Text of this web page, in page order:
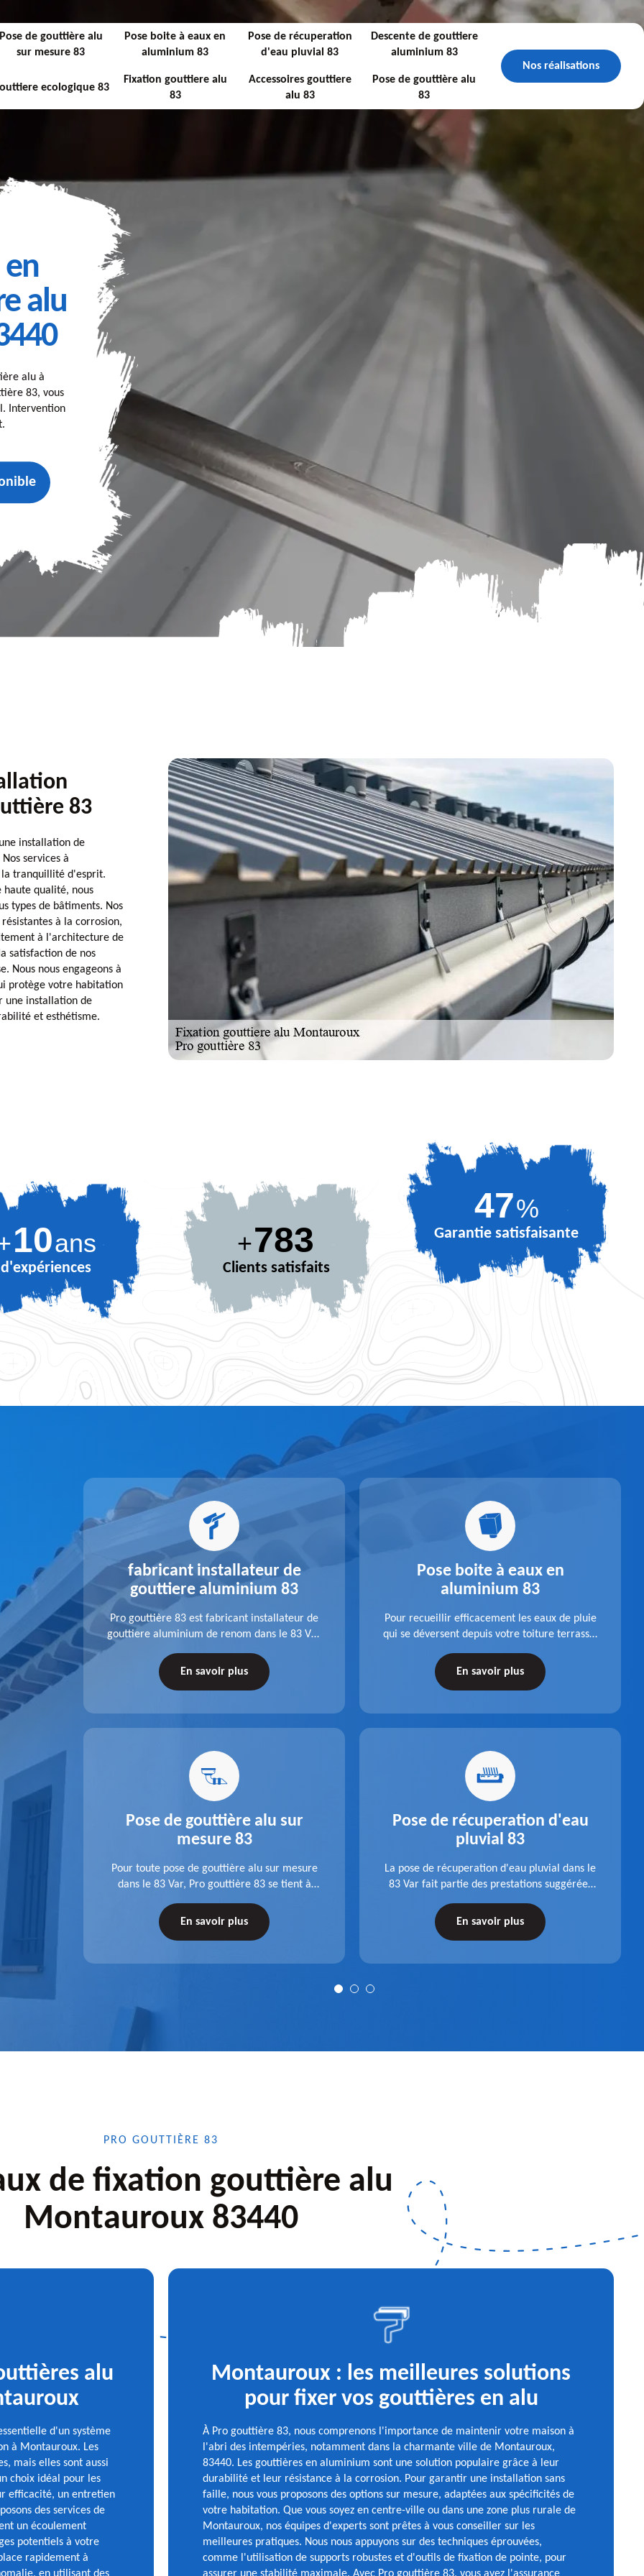
Pose de gouttière alu
sur mesure 83
Pose boite à eaux en
aluminium 83
Pose de récuperation
d'eau pluvial 83
Descente de gouttiere
aluminium 83
ecologique 83
Fixation gouttiere alu
83
Accessoires gouttiere
alu 83
Pose de gouttière alu
83
Nos réalisations
alu
alu à
83, vous
Intervention
83
installation de
services à
la tranquillité d'esprit.
qualité, nous
types de bâtiments. Nos
à la corrosion,
à l'architecture de
satisfaction de nos
Nous nous engageons à
protège votre habitation
une installation de
et esthétisme.
10ans
d'expériences
+885
Clients satisfaits
64%
Garantie satisfaisante
83
ses
Var,
de
de
nous
fabricant installateur de
gouttiere aluminium 83
Pro gouttière 83 est fabricant installateur de
gouttiere aluminium de renom dans le 83 Var.
veille à réaliser des gouttières performantes,
durables et à la hauteur de vos attentes.
En savoir plus
Pose de gouttière alu sur
mesure 83
Pour toute pose de gouttière alu sur mesure
dans le 83 Var, Pro gouttière 83 se tient à
de l'accessoire à installer, faites-nous
En savoir plus
Pose boite à eaux en
aluminium 83
Pour recueillir efficacement les eaux de pluie
qui se déversent depuis votre toiture terrasse,
dans le 83 Var de la société Pro gouttière 83.
En savoir plus
Pose de récuperation d'eau
pluvial 83
La pose de récuperation d'eau pluvial dans le
83 Var fait partie des prestations suggérées
récupérateur d'eau entièrement fonctionnel
En savoir plus
PRO GOUTTIÈRE 83
de fixation gouttière alu
Montauroux 83440
alu
d'un système
à Montauroux. Les
mais elles sont aussi
choix idéal pour les
efficacité, un entretien
des services de
un écoulement
potentiels à votre
rapidement à
Montauroux : les meilleures solutions
pour fixer vos gouttières en alu
À Pro gouttière 83, nous comprenons l'importance de maintenir votre maison à
l'abri des intempéries, notamment dans la charmante ville de Montauroux,
83440. Les gouttières en aluminium sont une solution populaire grâce à leur
durabilité et leur résistance à la corrosion. Pour garantir une installation sans
faille, nous vous proposons des options sur mesure, adaptées aux spécificités de
votre habitation. Que vous soyez en centre-ville ou dans une zone plus rurale de
Montauroux, nos équipes d'experts sont prêtes à vous conseiller sur les
meilleures pratiques. Nous nous appuyons sur des techniques éprouvées,
comme l'utilisation de supports robustes et d'outils de fixation de pointe, pour